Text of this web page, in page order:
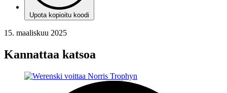
Upota kopioitu koodi
15. maaliskuu 2025
Kannattaa katsoa